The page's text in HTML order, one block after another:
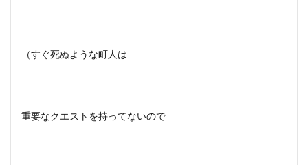
（すぐ死ぬような町人は
重要なクエストを持ってないので